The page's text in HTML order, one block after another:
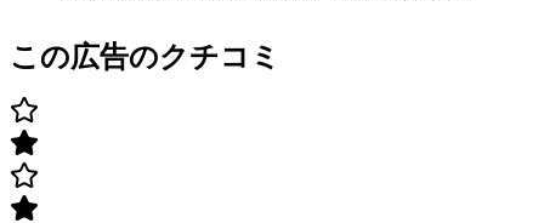
この広告のクチコミ